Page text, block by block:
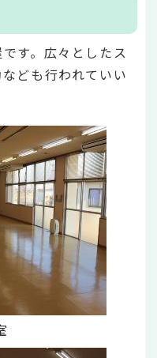
す。広々としたス
ども行われていい